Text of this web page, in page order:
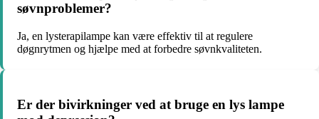
søvnproblemer?
Ja, en lysterapilampe kan være effektiv til at regulere
døgnrytmen og hjælpe med at forbedre søvnkvaliteten.
Er der bivirkninger ved at bruge en lys lampe